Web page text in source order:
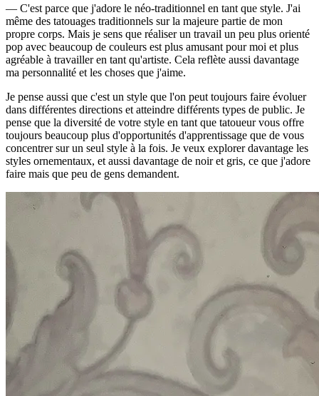
— C'est parce que j'adore le néo-traditionnel en tant que style. J'ai
même des tatouages traditionnels sur la majeure partie de mon
propre corps. Mais je sens que réaliser un travail un peu plus orienté
pop avec beaucoup de couleurs est plus amusant pour moi et plus
agréable à travailler en tant qu'artiste. Cela reflète aussi davantage
ma personnalité et les choses que j'aime.
Je pense aussi que c'est un style que l'on peut toujours faire évoluer
dans différentes directions et atteindre différents types de public. Je
pense que la diversité de votre style en tant que tatoueur vous offre
toujours beaucoup plus d'opportunités d'apprentissage que de vous
concentrer sur un seul style à la fois. Je veux explorer davantage les
styles ornementaux, et aussi davantage de noir et gris, ce que j'adore
faire mais que peu de gens demandent.